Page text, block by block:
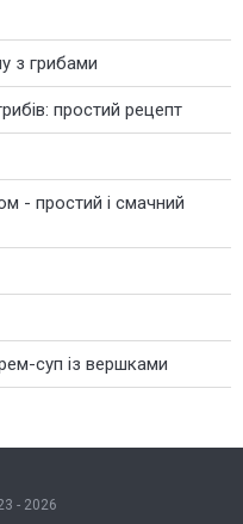
з грибами
простий рецепт
- простий і смачний
суп із вершками
- 2026